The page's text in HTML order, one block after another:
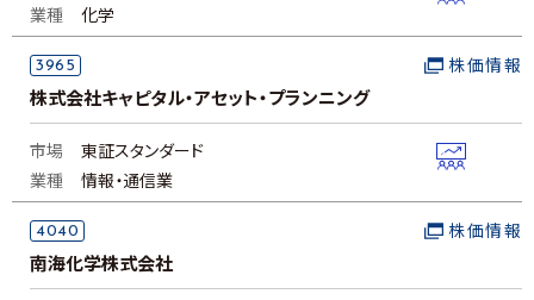
業種
化学
3965
株式会社キャピタル・アセット・プランニング
株価情報
市場
東証スタンダード
業種
情報・通信業
4040
南海化学株式会社
株価情報